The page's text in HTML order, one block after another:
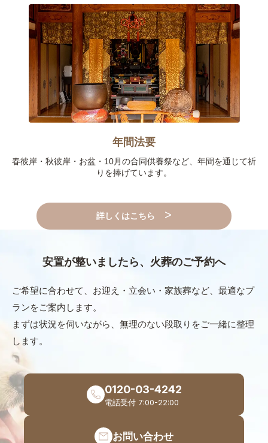
年間法要
春彼岸・秋彼岸・お盆・10月の合同供養祭など、 年間を通じて祈
りを捧げています。
詳しくはこちら
安置が整いましたら、火葬のご予約へ
ご希望に合わせて、お迎え・立会い・家族葬など、最適なプ
ランをご案内します。
まずは状況を伺いながら、無理のない段取りをご一緒に整理
します。
0120-03-4242
電話受付 7:00-22:00
お問い合わせ